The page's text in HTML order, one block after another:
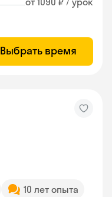
Выбрать время
10 лет опыта